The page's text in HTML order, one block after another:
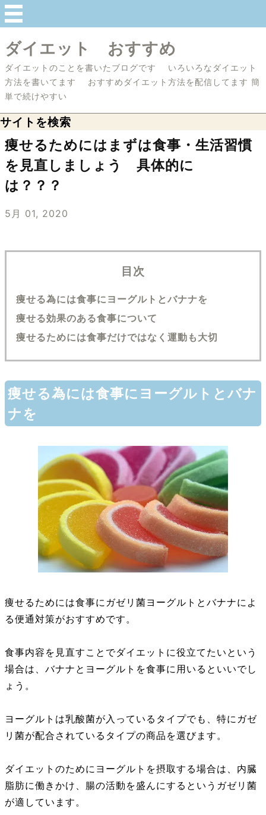
ダイエット おすすめ
ダイエットのことを書いたブログです いろいろなダイエット
方法を書いてます おすすめダイエット方法を配信してます 簡
単で続けやすい
サイトを検索
痩せるためにはまずは食事・生活習慣
を見直しましょう 具体的に
は？？？
5月 01, 2020
目次
痩せる為には食事にヨーグルトとバナナを
痩せる効果のある食事について
痩せるためには食事だけではなく運動も大切
痩せる為には食事にヨーグルトとバナ
ナを
痩せるためには食事にガゼリ菌ヨーグルトとバナナによ
る便通対策がおすすめです。
食事内容を見直すことでダイエットに役立てたいという
場合は、バナナとヨーグルトを食事に用いるといいでし
ょう。
ヨーグルトは乳酸菌が入っているタイプでも、特にガゼ
リ菌が配合されているタイプの商品を選びます。
ダイエットのためにヨーグルトを摂取する場合は、内臓
脂肪に働きかけ、腸の活動を盛んにするというガゼリ菌
が適しています。